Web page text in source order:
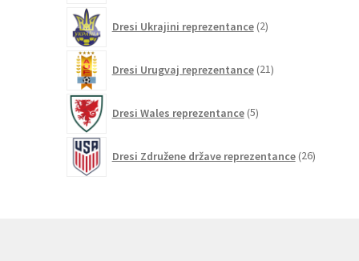
Dresi Ukrajini reprezentance 2izdelka
Dresi Urugvaj reprezentance 21izdelkov
Dresi Wales reprezentance 5izdelkov
Dresi Združene države reprezentance 26izdelkov